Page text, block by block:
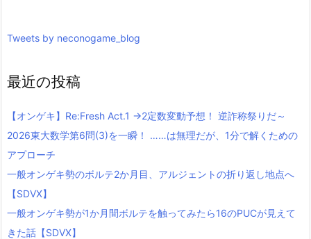
Tweets by neconogame_blog
最近の投稿
【オンゲキ】Re:Fresh Act.1 →2定数変動予想！ 逆詐称祭りだ～
2026東大数学第6問(3)を一瞬！ ……は無理だが、1分で解くための
アプローチ
一般オンゲキ勢のボルテ2か月目、アルジェントの折り返し地点へ
【SDVX】
一般オンゲキ勢が1か月間ボルテを触ってみたら16のPUCが見えて
きた話【SDVX】